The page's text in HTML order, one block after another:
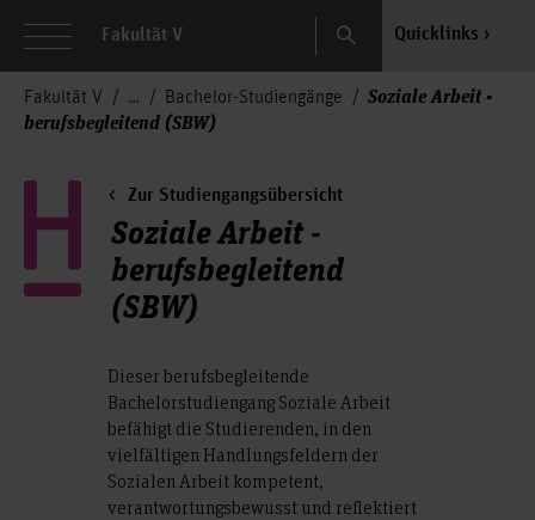
Fakultät V Search Quicklinks
Fakultät V Bachelor-Studiengänge
Soziale Arbeit -
berufsbegleitend (SBW)
Zur Studiengangsübersicht
Soziale Arbeit -
berufsbegleitend
(SBW)
Dieser berufsbegleitende
Bachelorstudiengang Soziale Arbeit
befähigt die Studierenden, in den
vielfältigen Handlungsfeldern der
Sozialen Arbeit kompetent,
verantwortungsbewusst und reflektiert